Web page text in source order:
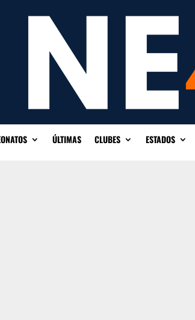
ÚLTIMAS CLUBES ESTADOS